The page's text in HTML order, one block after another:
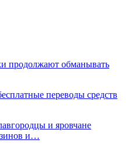
продолжают обманывать
переводы средств
и яровчане
и…